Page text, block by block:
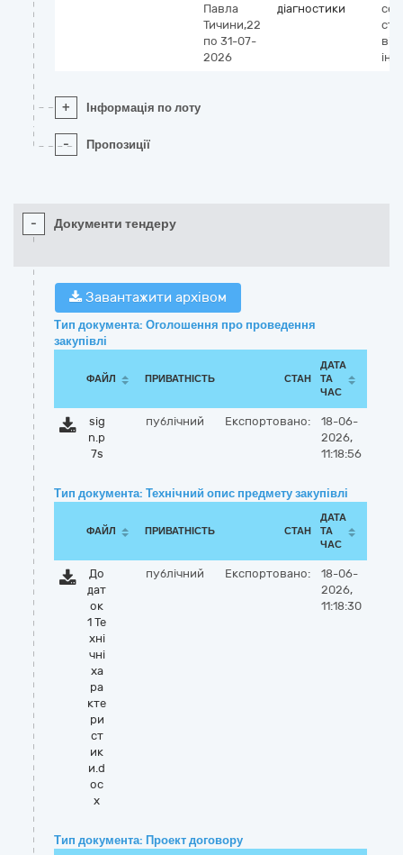
Павла
Тичини,22
по 31-07-
2026
діагностики
+ Інформація по лоту
- Пропозиції
- Документи тендеру
Завантажити архівом
Тип документа: Оголошення про проведення
закупівлі
ФАЙЛ ПРИВАТНІСТЬ СТАН
ДАТА
ТА
ЧАС
sig
n.p
7s
публічний Експортовано:
18-06-
2026,
11:18:56
Тип документа: Технічний опис предмету закупівлі
ФАЙЛ ПРИВАТНІСТЬ СТАН
ДАТА
ТА
ЧАС
До
дат
ок
1 Те
хні
чні
ха
ра
кте
ри
ст
ик
и.d
oc
x
публічний Експортовано:
18-06-
2026,
11:18:30
Тип документа: Проект договору